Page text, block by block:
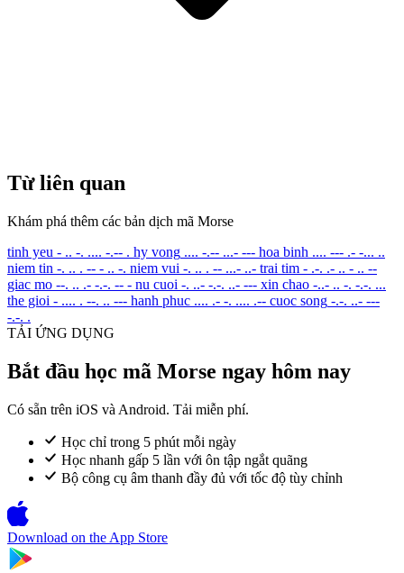
Từ liên quan
Khám phá thêm các bản dịch mã Morse
tinh yeu - .. -. .... -.-- . hy vong .... -.-- ...- --- hoa binh .... --- .- -... ..
niem tin -. .. . -- - .. -. niem vui -. .. . -- ...- ..- trai tim - .-. .- .. - .. --
giac mo --. .. .- -.-. -- - nu cuoi -. ..- -.-. ..- --- xin chao -..- .. -. -.-. ...
the gioi - .... . --. .. --- hanh phuc .... .- -. .... .-- cuoc song -.-. ..- ---
-.-. .
TẢI ỨNG DỤNG
Bắt đầu học mã Morse ngay hôm nay
Có sẵn trên iOS và Android. Tải miễn phí.
Học chỉ trong 5 phút mỗi ngày
Học nhanh gấp 5 lần với ôn tập ngắt quãng
Bộ công cụ âm thanh đầy đủ với tốc độ tùy chỉnh
Download on the App Store